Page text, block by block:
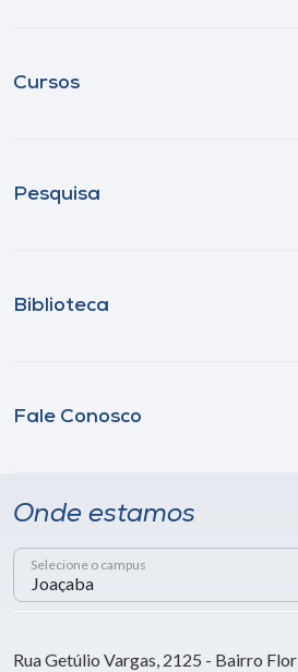
Cursos
Pesquisa
Biblioteca
Fale Conosco
Onde estamos
Selecione o campus
Rua Getúlio Vargas, 2125 - Bairro